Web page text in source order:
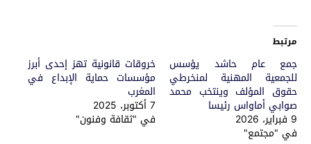
مرتبط
جمع عام حاشد يؤسس
للجمعية المهنية لمنخرطي
حقوق المؤلف وينتخب محمد
صوابي أماواس رئيسا
9 فبراير، 2026
في "مجتمع"
خروقات قانونية تهز إحدى أبرز
مؤسسات حماية الإبداع في
المغرب
7 أكتوبر، 2025
في "ثقافة وفنون"